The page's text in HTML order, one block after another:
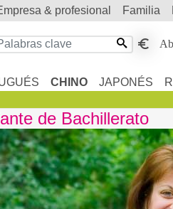
empresa & profesional familia
CHINO JAPONÉS
de Bachillerato